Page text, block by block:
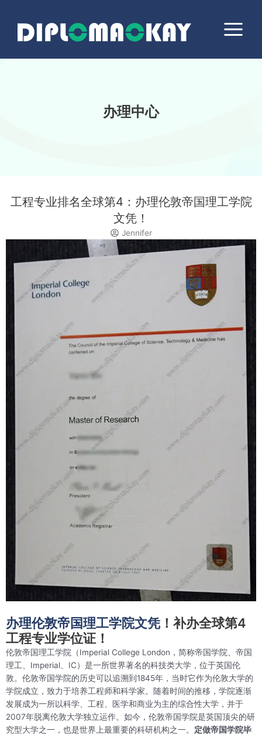
Menu
办理中心
工程专业排名全球第4：办理伦敦帝国理工学院
文凭！
Jennifer
办理伦敦帝国理工学院文凭 ！补办全球第4
工程专业学位证！
伦敦帝国理工学院（Imperial College London，简称帝国学院、帝国
理工、Imperial、IC）是一所世界著名的科技类大学，位于英国伦
敦。伦敦帝国学院的历史可以追溯到1845年，当时它作为伦敦大学的
学院成立，致力于培养工程师和科学家。随着时间的推移，学院逐渐
发展成为一所以科学、工程、医学和商业为主的综合性大学，并于
2007年脱离伦敦大学独立运作。如今，伦敦帝国学院是英国顶尖的研
究型大学之一，也是世界上最重要的科研机构之一。 定做帝国学院毕